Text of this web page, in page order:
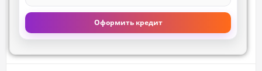
Оформить кредит